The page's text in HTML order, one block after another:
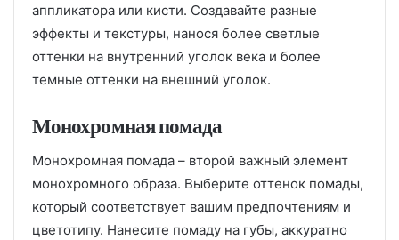
аппликатора или кисти. Создавайте разные
эффекты и текстуры, нанося более светлые
оттенки на внутренний уголок века и более
темные оттенки на внешний уголок.
Монохромная помада
Монохромная помада – второй важный элемент
монохромного образа. Выберите оттенок помады,
который соответствует вашим предпочтениям и
цветотипу. Нанесите помаду на губы, аккуратно